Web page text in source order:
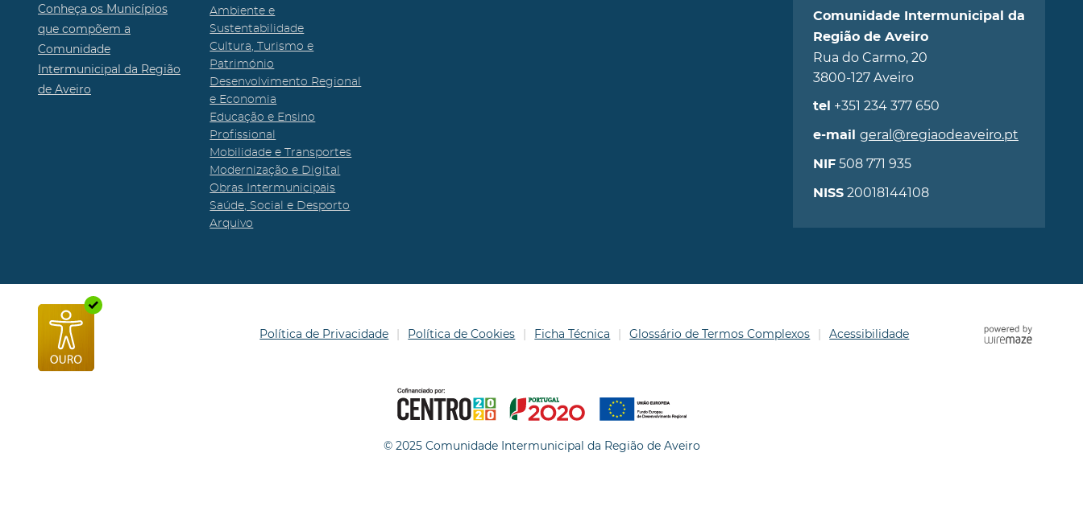
Conheça os Municípios
que compõem a
Comunidade
Intermunicipal da Região
de Aveiro
Ambiente e
Sustentabilidade
Cultura, Turismo e
Património
Desenvolvimento Regional
e Economia
Educação e Ensino
Profissional
Mobilidade e Transportes
Modernização e Digital
Obras Intermunicipais
Saúde, Social e Desporto
Arquivo
Comunidade Intermunicipal da
Região de Aveiro
Rua do Carmo, 20
3800-127 Aveiro
tel +351 234 377 650
e-mail geral@regiaodeaveiro.pt
NIF508 771 935
NISS20018144108
Política de Privacidade Política de Cookies Ficha Técnica Glossário de Termos Complexos Acessibilidade
© 2025 Comunidade Intermunicipal da Região de Aveiro